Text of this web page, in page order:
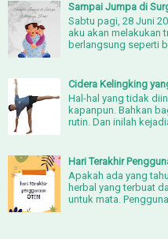
Sampai Jumpa di
Sabtu pagi, 28 Juni
aku akan melakukan
berlangsung seperti
Cidera Kelingking
Hal-hal yang tidak
kapanpun. Bahkan
rutin. Dan inilah
Hari Terakhir
Apakah ada yang
herbal yang terbuat
untuk mata.